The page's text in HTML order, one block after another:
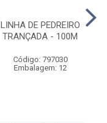
LINHA DE PEDREIRO
TRANÇADA - 100M
Código: 797030
Embalagem: 12